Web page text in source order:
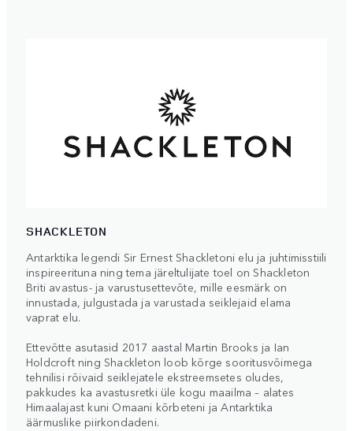
SHACKLETON
Antarktika legendi Sir Ernest Shackletoni elu ja juhtimisstiili
inspireerituna ning tema järeltulijate toel on Shackleton
Briti avastus- ja varustusettevõte, mille eesmärk on
innustada, julgustada ja varustada seiklejaid elama
vaprat elu.
Ettevõtte asutasid 2017 aastal Martin Brooks ja Ian
Holdcroft ning Shackleton loob kõrge sooritusvõimega
tehnilisi rõivaid seiklejatele ekstreemsetes oludes,
pakkudes ka avastusretki üle kogu maailma – alates
Himaalajast kuni Omaani kõrbeteni ja Antarktika
äärmuslike piirkondadeni.